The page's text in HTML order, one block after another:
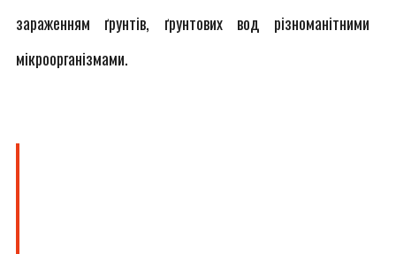
зараженням ґрунтів, ґрунтових вод різноманітними
мікроорганізмами.